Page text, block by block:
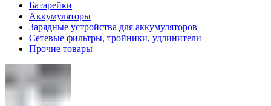
Батарейки
Аккумуляторы
Зарядные устройства для аккумуляторов
Сетевые фильтры, тройники, удлинители
Прочие товары